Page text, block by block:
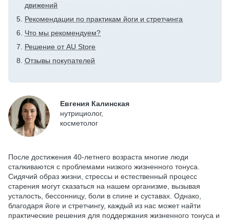
движений
Рекомендации по практикам йоги и стретчинга
Что мы рекомендуем?
Решение от AU Store
Отзывы покупателей
Евгения Калинская
нутрициолог,
косметолог
После достижения 40-летнего возраста многие люди
сталкиваются с проблемами низкого жизненного тонуса.
Сидячий образ жизни, стрессы и естественный процесс
старения могут сказаться на нашем организме, вызывая
усталость, бессонницу, боли в спине и суставах. Однако,
благодаря йоге и стретчингу, каждый из нас может найти
практические решения для поддержания жизненного тонуса и